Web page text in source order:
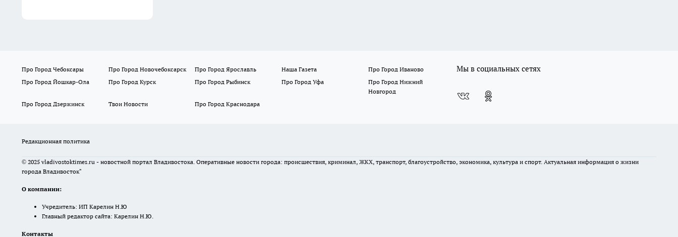
Про Город Чебоксары Про Город Новочебоксарск Про Город Ярославль Наша Газета
Про Город Иваново
Про Город Йошкар-Ола
Про Город Курск Про Город Рыбинск Про Город Уфа
Про Город Нижний
Новгород
Про Город Дзержинск
Твои Новости Про Город Краснодара
Мы в социальных сетях
Редакционная политика
© 2025 vladivostoktimes.ru - новостной портал Владивостока. Оперативные новости города: происшествия, криминал, ЖКХ, транспорт, благоустройство, экономика, культура и спорт. Актуальная информация о жизни
города Владивосток"
О компании:
Учредитель: ИП Карелин Н.Ю
Главный редактор сайта: Карелин Н.Ю.
Контакты